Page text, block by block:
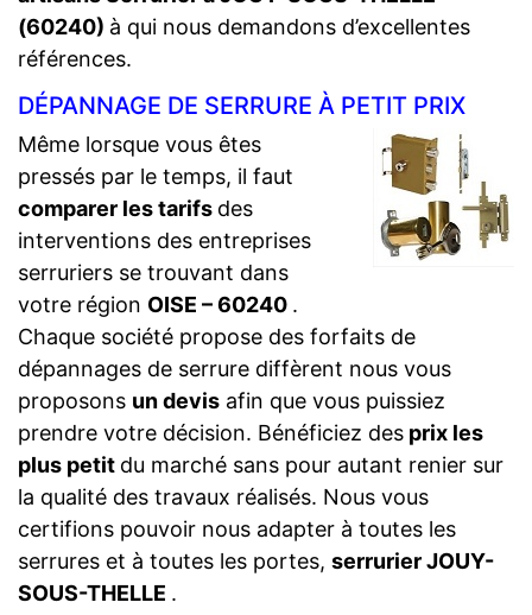
(60240) à qui nous demandons d’excellentes
références.
DÉPANNAGE DE SERRURE À PETIT PRIX
Même lorsque vous êtes
pressés par le temps, il faut
comparer les tarifs des
interventions des entreprises
serruriers se trouvant dans
votre région OISE – 60240 .
Chaque société propose des forfaits de
dépannages de serrure diffèrent nous vous
proposons un devis afin que vous puissiez
prendre votre décision. Bénéficiez des prix les
plus petit du marché sans pour autant renier sur
la qualité des travaux réalisés. Nous vous
certifions pouvoir nous adapter à toutes les
serrures et à toutes les portes, serrurier JOUY-
SOUS-THELLE .